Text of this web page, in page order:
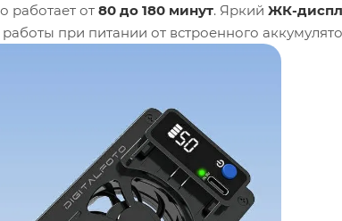
работает от 80 до 180 минут. Яркий ЖК-
при питании от встроенного